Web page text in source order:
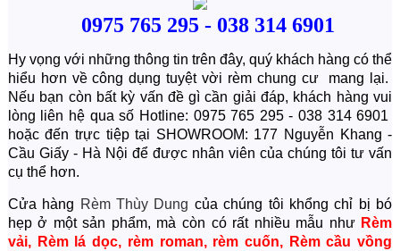
0975 765 295 - 038 314 6901
Hy vọng với những thông tin trên đây, quý khách hàng có thể
hiểu hơn về công dụng tuyệt vời rèm chung cư mang lại.
Nếu bạn còn bất kỳ vấn đề gì cần giải đáp, khách hàng vui
lòng liên hệ qua số Hotline: 0975 765 295 - 038 314 6901
hoặc đến trực tiệp tại SHOWROOM: 177 Nguyễn Khang -
Cầu Giấy - Hà Nội để được nhân viên của chúng tôi tư vấn
cụ thể hơn.
Cửa hàng Rèm Thùy Dung của chúng tôi khổng chỉ bị bó
hẹp ở một sản phẩm, mà còn có rất nhiều mẫu như Rèm
vải, Rèm lá dọc, rèm roman, rèm cuốn, Rèm cầu vồng